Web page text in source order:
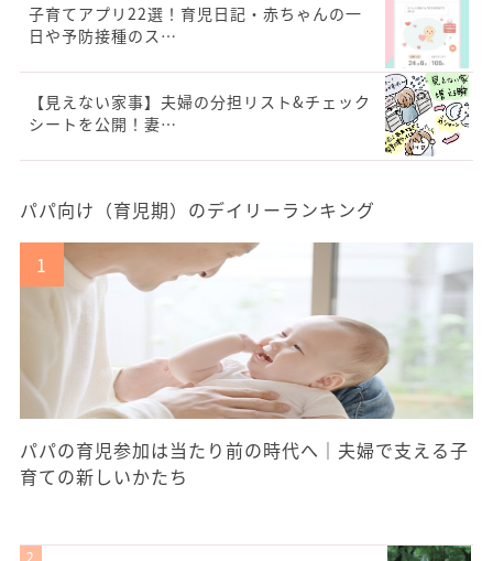
子育てアプリ22選！育児日記・赤ちゃんの一
日や予防接種のス…
【見えない家事】夫婦の分担リスト&チェック
シートを公開！妻…
パパ向け（育児期）のデイリーランキング
パパの育児参加は当たり前の時代へ｜夫婦で支える子
育ての新しいかたち